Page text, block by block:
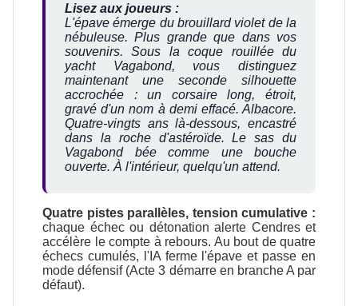
Lisez aux joueurs :
L'épave émerge du brouillard violet de la
nébuleuse. Plus grande que dans vos
souvenirs. Sous la coque rouillée du
yacht Vagabond, vous distinguez
maintenant une seconde silhouette
accrochée : un corsaire long, étroit,
gravé d'un nom à demi effacé. Albacore.
Quatre-vingts ans là-dessous, encastré
dans la roche d'astéroïde. Le sas du
Vagabond bée comme une bouche
ouverte. À l'intérieur, quelqu'un attend.
Quatre pistes parallèles, tension cumulative :
chaque échec ou détonation alerte Cendres et
accélère le compte à rebours. Au bout de quatre
échecs cumulés, l'IA ferme l'épave et passe en
mode défensif (Acte 3 démarre en branche A par
défaut).